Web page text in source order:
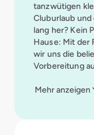
tanzwütigen
Cluburlaub
lang her? Kein
Hause: Mit der
wir uns die
Vorbereitung
Mehr anzeigen